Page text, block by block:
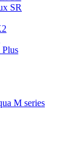
SR
M series